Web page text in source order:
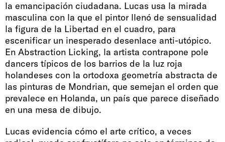
la emancipación ciudadana. Lucas usa la mirada
masculina con la que el pintor llenó de sensualidad
la figura de la Libertad en el cuadro, para
escenificar un inesperado desenlace anti-utópico.
En Abstraction Licking, la artista contrapone pole
dancers típicos de los barrios de la luz roja
holandeses con la ortodoxa geometría abstracta de
las pinturas de Mondrian, que semejan el orden que
prevalece en Holanda, un país que parece diseñado
en una mesa de dibujo.
Lucas evidencia cómo el arte crítico, a veces